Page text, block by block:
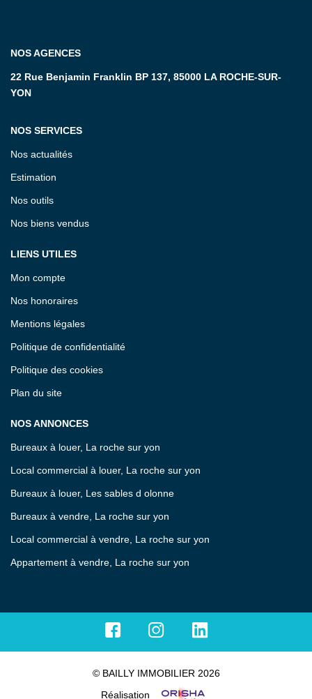
NOS AGENCES
22 Rue Benjamin Franklin BP 137, 85000 LA ROCHE-SUR-
YON
NOS SERVICES
Nos actualités
Estimation
Nos outils
Nos biens vendus
LIENS UTILES
Mon compte
Nos honoraires
Mentions légales
Politique de confidentialité
Politique des cookies
Plan du site
NOS ANNONCES
Bureaux à louer, La roche sur yon
Local commercial à louer, La roche sur yon
Bureaux à louer, Les sables d olonne
Bureaux à vendre, La roche sur yon
Local commercial à vendre, La roche sur yon
Appartement à vendre, La roche sur yon
© BAILLY IMMOBILIER 2026
Réalisation